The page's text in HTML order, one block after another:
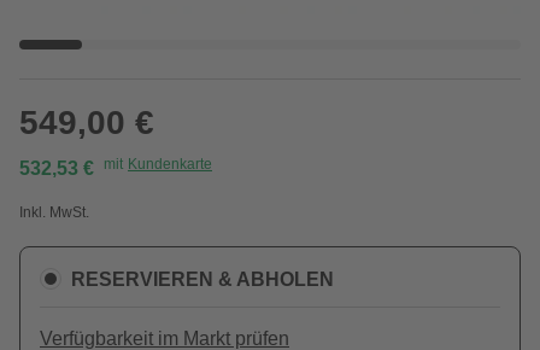
549,00 €
532,53 € mit Kundenkarte
Inkl. MwSt.
RESERVIEREN & ABHOLEN
Verfügbarkeit im Markt prüfen